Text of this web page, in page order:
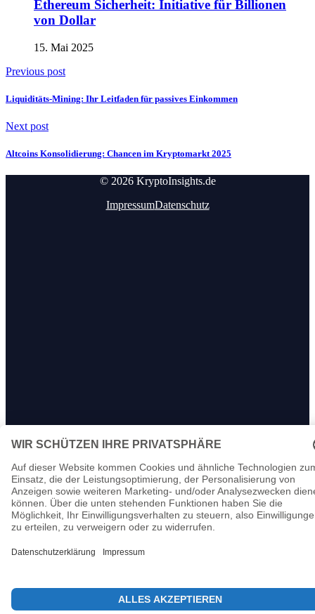
Ethereum Sicherheit: Initiative für Billionen
von Dollar
15. Mai 2025
Previous post
Liquiditäts-Mining: Ihr Leitfaden für passives Einkommen
Next post
Altcoins Konsolidierung: Chancen im Kryptomarkt 2025
© 2026 KryptoInsights.de
ImpressumDatenschutz